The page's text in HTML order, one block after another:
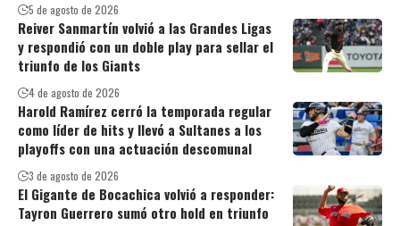
5 de agosto de 2026
Reiver Sanmartín volvió a las Grandes Ligas
y respondió con un doble play para sellar el
triunfo de los Giants
4 de agosto de 2026
Harold Ramírez cerró la temporada regular
como líder de hits y llevó a Sultanes a los
playoffs con una actuación descomunal
3 de agosto de 2026
El Gigante de Bocachica volvió a responder:
Tayron Guerrero sumó otro hold en triunfo